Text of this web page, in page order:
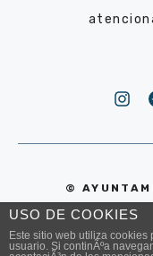
©
USO DE COOKIES
Este sitio web utiliza
usuario. Si continÃºa